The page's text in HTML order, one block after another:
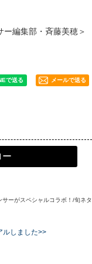
ー編集部・斉藤美穂＞
メールで送る
ー
ーがスペシャルコラボ！/旬ネタ
ルしました>>